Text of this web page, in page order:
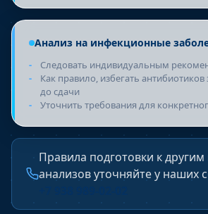
Анализ на инфекционные
Следовать индивидуальным
Как правило, избегать
до сдачи
Уточнить требования для
Правила подготовки к
анализов уточняйте у наших